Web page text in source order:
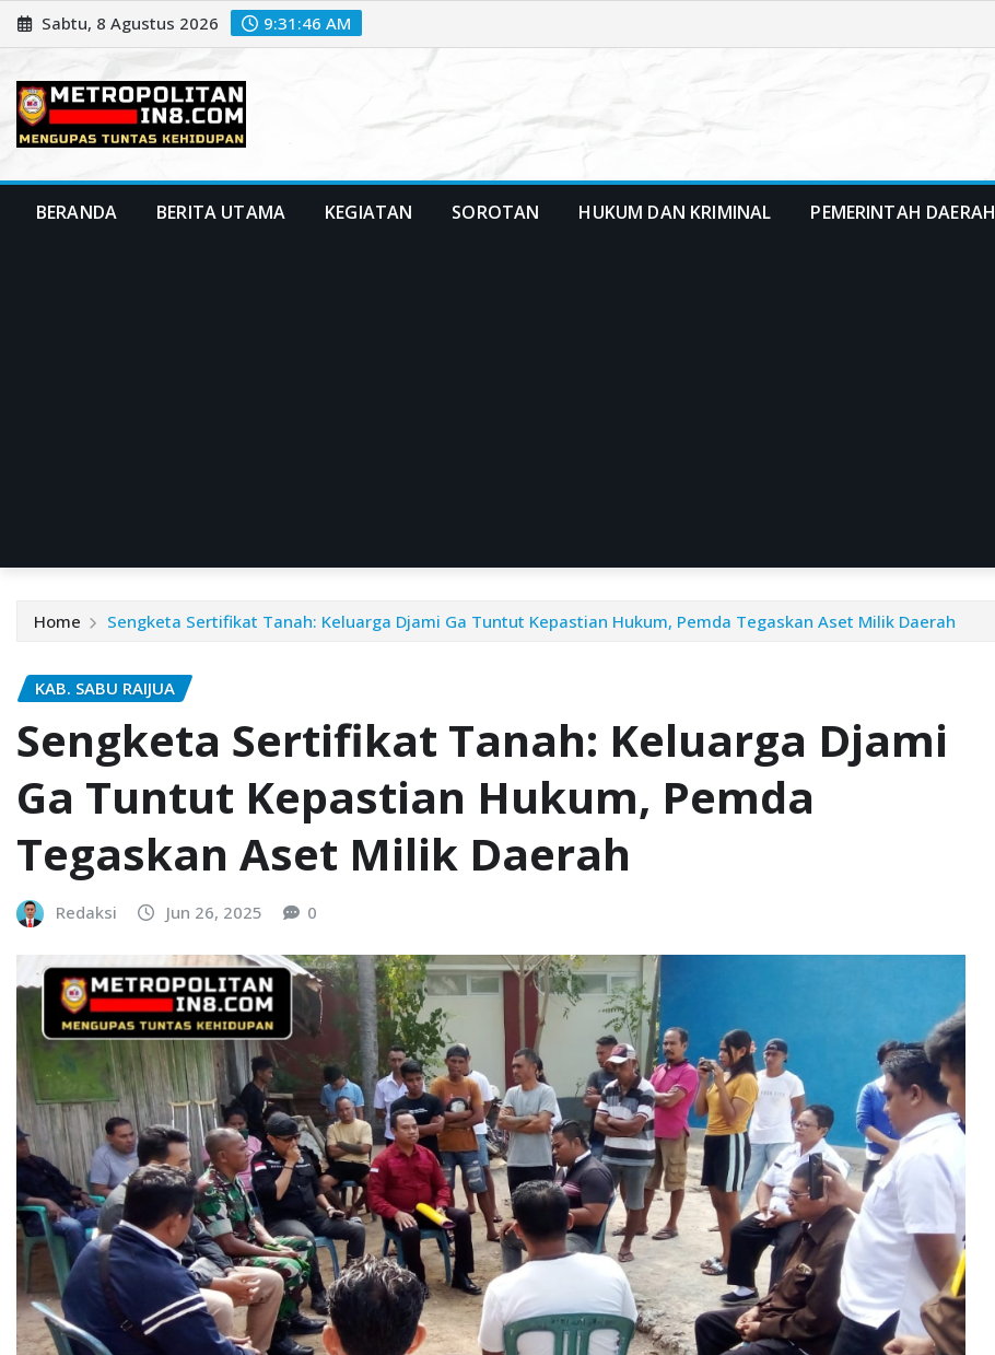
Skip
to
Sabtu, 8 Agustus 2026 9:31:48 AM
BERANDA BERITA UTAMA KEGIATAN SOROTAN HUKUM DAN KRIMINAL PEMERINTAH DAERAH
Home Sengketa Sertifikat Tanah: Keluarga Djami Ga Tuntut Kepastian Hukum, Pemda Tegaskan Aset Milik Daerah
KAB. SABU RAIJUA
Sengketa Sertifikat Tanah: Keluarga Djami
Ga Tuntut Kepastian Hukum, Pemda
Tegaskan Aset Milik Daerah
Redaksi Jun 26, 2025 0